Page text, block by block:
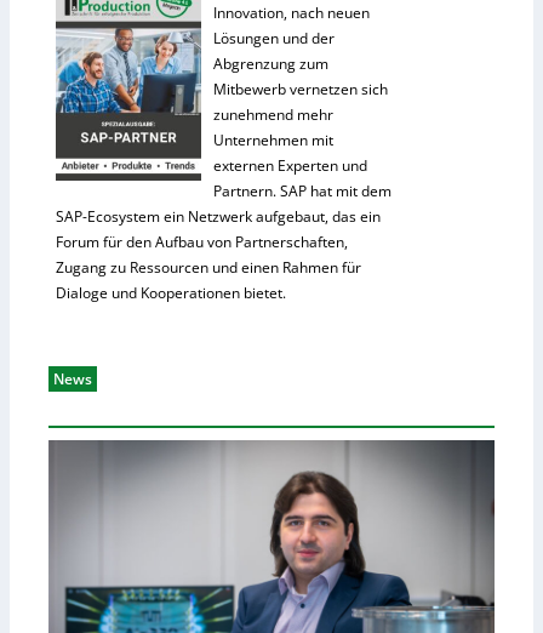
Innovation, nach neuen
Lösungen und der
Abgrenzung zum
Mitbewerb vernetzen sich
zunehmend mehr
Unternehmen mit
externen Experten und
Partnern. SAP hat mit dem
SAP-Ecosystem ein Netzwerk aufgebaut, das ein
Forum für den Aufbau von Partnerschaften,
Zugang zu Ressourcen und einen Rahmen für
Dialoge und Kooperationen bietet.
News